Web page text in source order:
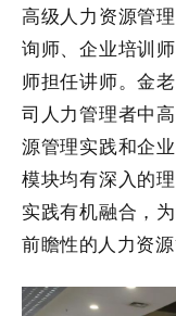
高级人力资源管
询师、企业培训
师担任讲师。金
司人力管理者中
源管理实践和企
模块均有深入的
实践有机融合，
前瞻性的人力资源